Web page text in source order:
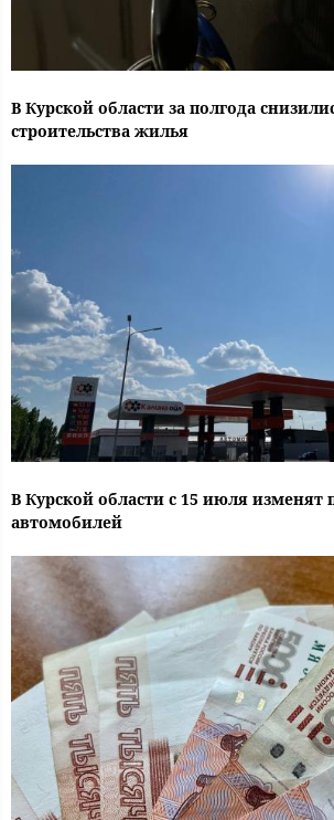
В Курской области за полгода
строительства жилья
В Курской области с 15 июля изменят
автомобилей